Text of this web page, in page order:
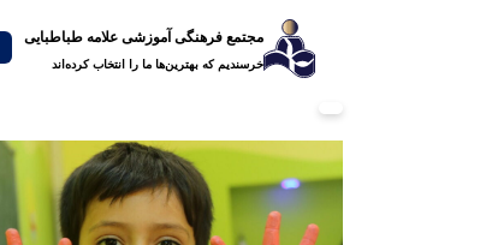
مجتمع فرهنگی آموزشی علامه طباطبایی
خرسندیم که بهترین‌ها ما را انتخاب کرده‌اند